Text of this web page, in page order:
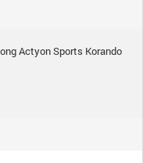
Actyon Sports Korando